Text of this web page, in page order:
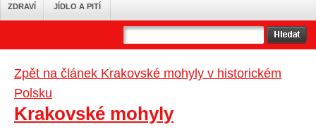
ZDRAVÍ JÍDLO A PITÍ
Zpět na článek Krakovské mohyly v historickém
Polsku
Krakovské mohyly